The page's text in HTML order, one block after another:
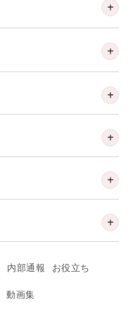
内部通報 お役立ち
動画集